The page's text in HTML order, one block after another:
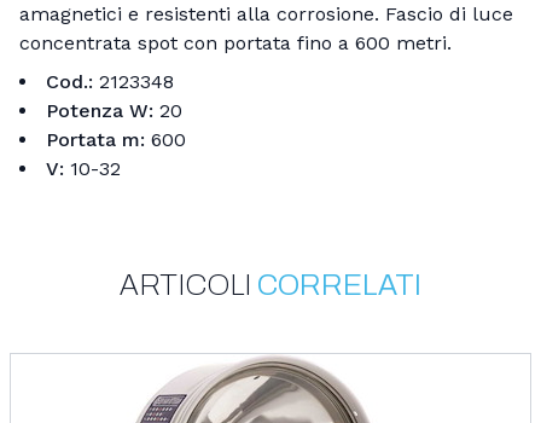
amagnetici e resistenti alla corrosione. Fascio di luce
concentrata spot con portata fino a 600 metri.
Cod.: 2123348
Potenza W: 20
Portata m: 600
V: 10-32
Mpn:
ARTICOLI CORRELATI